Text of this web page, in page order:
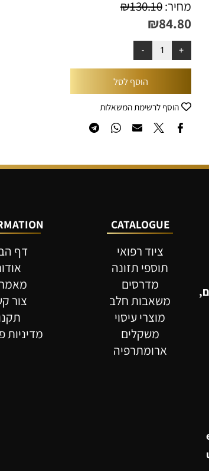
מחיר: ₪130.10
₪84.80
הוסף לסל
הוסף לרשימת המשאלות
CATALOGUE
ציוד רפואי
תוספי תזונה
מדרסים
משאבות חלב
מוצרי עיסוי
משקלים
דף הבית
אודות
מאמרים
צור קשר
תקנון